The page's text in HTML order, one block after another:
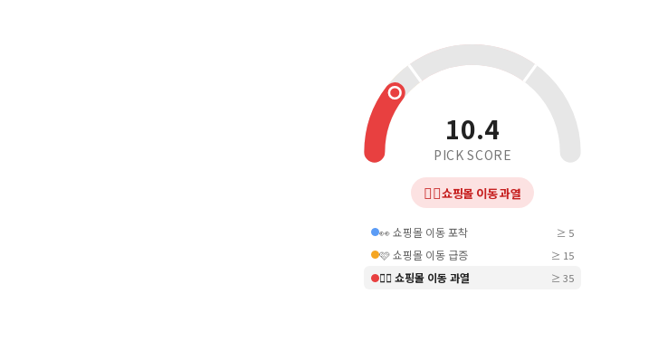
10.4
PICK SCORE
❤️‍🔥쇼핑몰 이동 과열
👀 쇼핑몰 이동 포착 ≥ 5
🩷 쇼핑몰 이동 급증 ≥ 15
❤️‍🔥 쇼핑몰 이동 과열 ≥ 35